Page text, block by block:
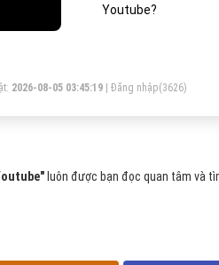
Youtube?
2026-08-05 03:45:19 Đăng nhập(3626)
luôn được bạn đọc quan tâm và